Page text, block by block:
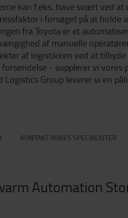
kan f.eks. have svært ved
i forsøget på at holde
fra Toyota er et
af manuelle
af logistikken ved at
- supplerer vi vores
Group leverer vi en
KONTAKT VORES SPECIALISTER
Automation